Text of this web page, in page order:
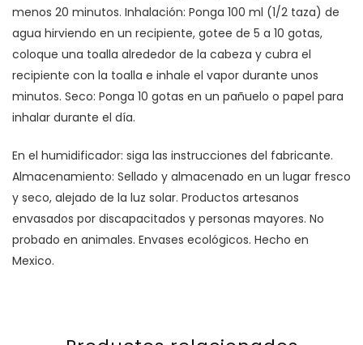
menos 20 minutos. Inhalación: Ponga 100 ml (1/2 taza) de
agua hirviendo en un recipiente, gotee de 5 a 10 gotas,
coloque una toalla alrededor de la cabeza y cubra el
recipiente con la toalla e inhale el vapor durante unos
minutos. Seco: Ponga 10 gotas en un pañuelo o papel para
inhalar durante el día.
En el humidificador: siga las instrucciones del fabricante.
Almacenamiento: Sellado y almacenado en un lugar fresco
y seco, alejado de la luz solar. Productos artesanos
envasados ​​por discapacitados y personas mayores. No
probado en animales. Envases ecológicos. Hecho en
Mexico.